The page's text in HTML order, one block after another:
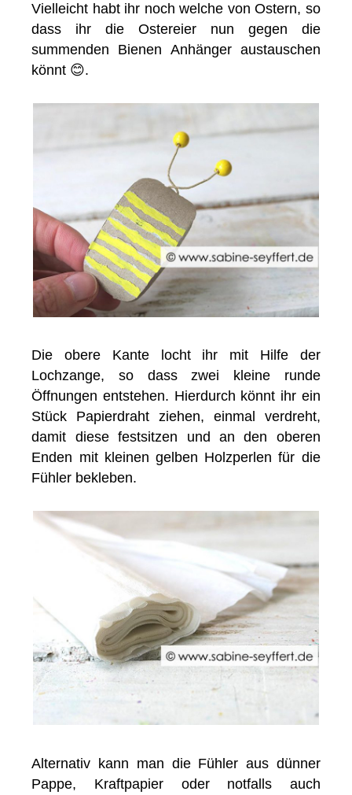
Vielleicht habt ihr noch welche von Ostern, so
dass ihr die Ostereier nun gegen die
summenden Bienen Anhänger austauschen
könnt 😊.
Die obere Kante locht ihr mit Hilfe der
Lochzange, so dass zwei kleine runde
Öffnungen entstehen. Hierdurch könnt ihr ein
Stück Papierdraht ziehen, einmal verdreht,
damit diese festsitzen und an den oberen
Enden mit kleinen gelben Holzperlen für die
Fühler bekleben.
Alternativ kann man die Fühler aus dünner
Pappe, Kraftpapier oder notfalls auch